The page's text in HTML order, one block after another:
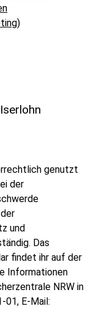
)
genutzt
der
und
Das
findet ihr auf der
Informationen
NRW in
01, E-Mail: